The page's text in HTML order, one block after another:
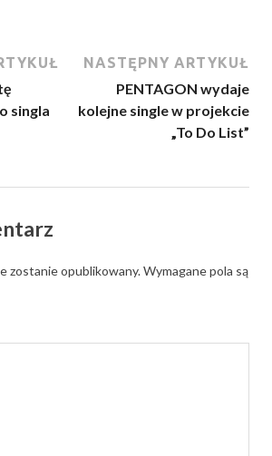
singla
NASTĘPNY ARTYKUŁ
PENTAGON wydaje
kolejne single w projekcie
„To Do List”
zostanie opublikowany.Wymagane pola są